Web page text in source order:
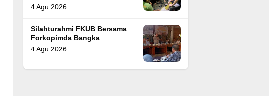
4 Agu 2026
Silahturahmi FKUB Bersama
Forkopimda Bangka
4 Agu 2026